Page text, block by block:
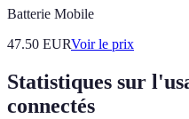
Batterie Mobile
47.50 EURVoir le prix
Statistiques sur
connectés